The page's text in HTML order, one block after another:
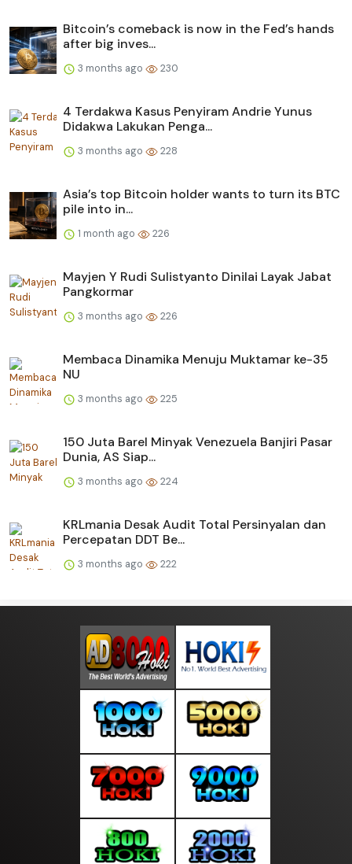
Bitcoin’s comeback is now in the Fed’s hands
after big inves...
3 months ago 230
4 Terdakwa Kasus Penyiram Andrie Yunus
Didakwa Lakukan Penga...
3 months ago 228
Asia’s top Bitcoin holder wants to turn its BTC
pile into in...
1 month ago 226
Mayjen Y Rudi Sulistyanto Dinilai Layak Jabat
Pangkormar
3 months ago 226
Membaca Dinamika Menuju Muktamar ke-35
NU
3 months ago 225
150 Juta Barel Minyak Venezuela Banjiri Pasar
Dunia, AS Siap...
3 months ago 224
KRLmania Desak Audit Total Persinyalan dan
Percepatan DDT Be...
3 months ago 222